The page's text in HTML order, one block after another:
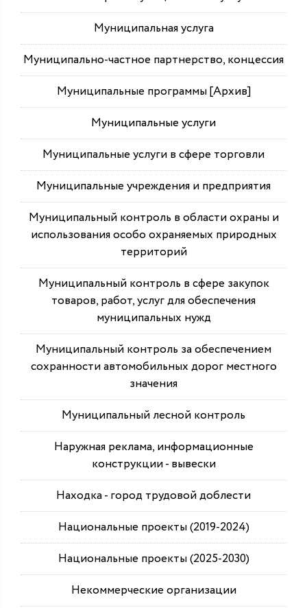
Муниципальная услуга
Муниципально-частное партнерство, концессия
Муниципальные программы [Архив]
Муниципальные услуги
Муниципальные услуги в сфере торговли
Муниципальные учреждения и предприятия
Муниципальный контроль в области охраны и
использования особо охраняемых природных
территорий
Муниципальный контроль в сфере закупок
товаров, работ, услуг для обеспечения
муниципальных нужд
Муниципальный контроль за обеспечением
сохранности автомобильных дорог местного
значения
Муниципальный лесной контроль
Наружная реклама, информационные
конструкции - вывески
Находка - город трудовой доблести
Национальные проекты (2019-2024)
Национальные проекты (2025-2030)
Некоммерческие организации